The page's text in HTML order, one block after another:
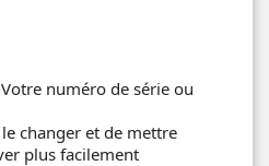
numéro de série ou
changer et de mettre
plus facilement